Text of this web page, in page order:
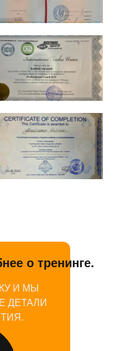
о тренинге.
И МЫ
ДЕТАЛИ